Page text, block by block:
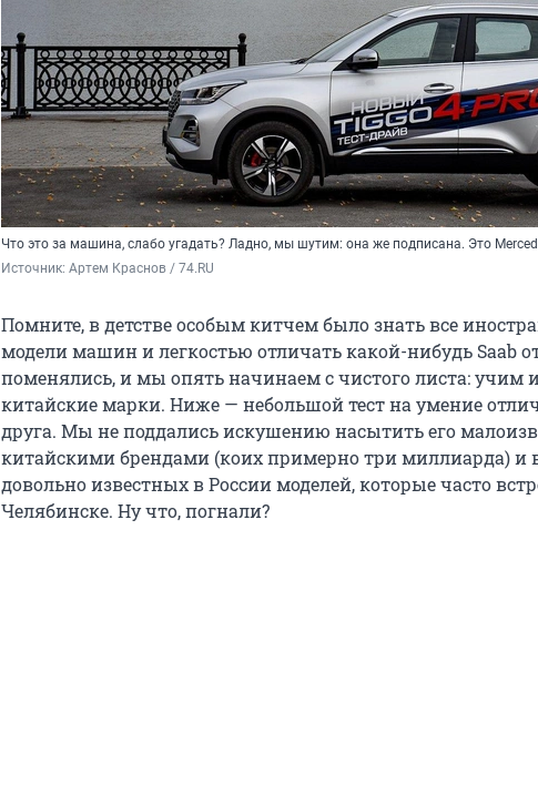
Что это за машина, слабо угадать? Ладно, мы шутим: она же подписана. Это
Источник: Артем Краснов / 74.RU
Помните, в детстве особым китчем было знать все
модели машин и легкостью отличать какой-нибудь Saab
поменялись, и мы опять начинаем с чистого листа: учим
китайские марки. Ниже — небольшой тест на умение
друга. Мы не поддались искушению насытить его
китайскими брендами (коих примерно три миллиарда) и
довольно известных в России моделей, которые часто
Челябинске. Ну что, погнали?